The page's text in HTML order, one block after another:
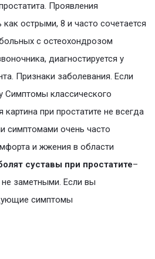
Проявления
острыми, 8 и часто сочетается
с остеохондрозом
диагностируется у
Признаки заболевания. Если
Симптомы классического
картина при простатите не всегда
симптомами очень часто
и жжения в области
суставы при простатите–
заметными. Если вы
симптомы